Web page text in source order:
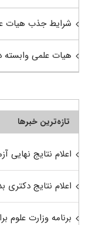
شرایط جذب هیات
هیات علمی وابسته
تازه‌ترین خبرها
اعلام نتایج نهایی آزمون
اعلام نتایج دکتری
برنامه وزارت